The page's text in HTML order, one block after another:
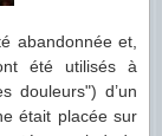
abandonnée et,
été utilisés à
douleurs") d’un
était placée sur